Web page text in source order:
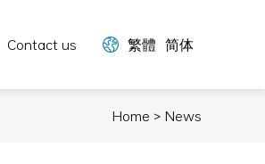
Contact us 繁體 简体
Home > News